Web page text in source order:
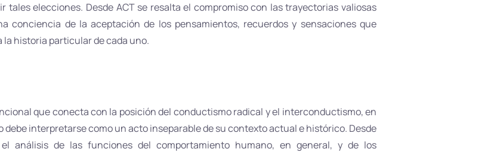
tales elecciones. Desde ACT se resalta el compromiso con las trayectorias valiosas
conciencia de la aceptación de los pensamientos, recuerdos y sensaciones que
historia particular de cada uno.
que conecta con la posición del conductismo radical y el interconductismo, en
interpretarse como un acto inseparable de su contexto actual e histórico. Desde
análisis de las funciones del comportamiento humano, en general, y de los